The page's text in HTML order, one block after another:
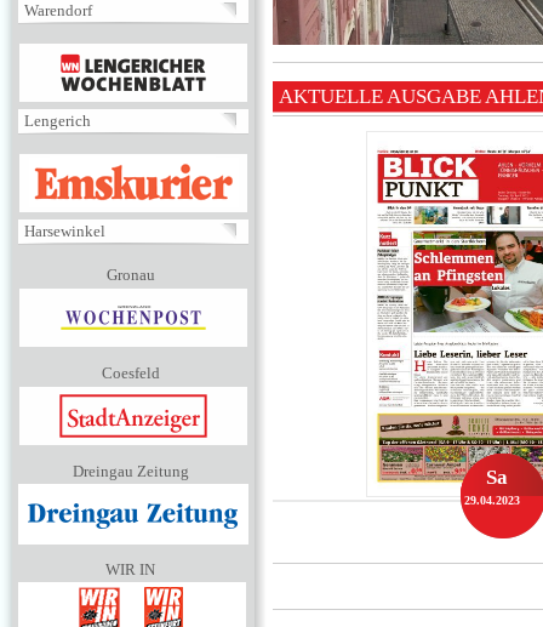
Warendorf
MENÜ
Lengerich
EMSKURIER
Harsewinkel
Gronau
Coesfeld
Dreingau Zeitung
WIR IN
AKTUELLE AUSGABE
Sa
29.04.2023